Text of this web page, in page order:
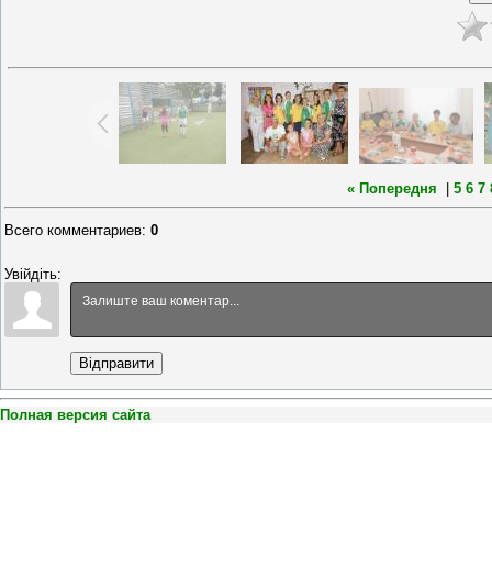
« Попередня | 5 6 7
Всего комментариев: 0
Увійдіть:
Відправити
Полная версия сайта